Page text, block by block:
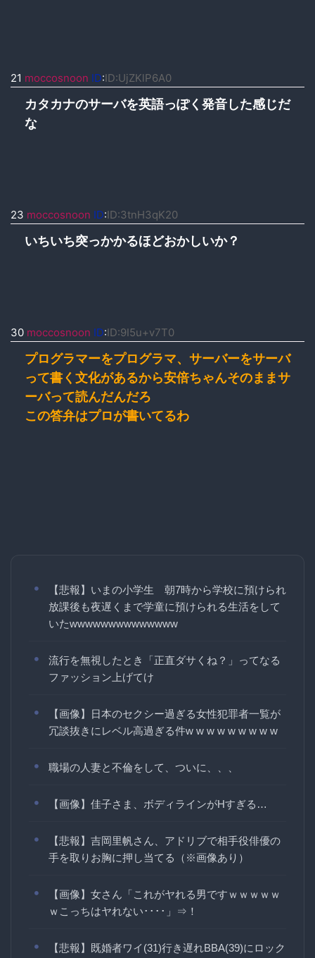
21 moccosnoon ID:ID:UjZKlP6A0
カタカナのサーバを英語っぽく発音した感じだ
な
23 moccosnoon ID:ID:3tnH3qK20
いちいち突っかかるほどおかしいか？
30 moccosnoon ID:ID:9I5u+v7T0
プログラマーをプログラマ、サーバーをサーバ
って書く文化があるから安倍ちゃんそのままサ
ーバって読んだんだろ
この答弁はプロが書いてるわ
【悲報】いまの小学生 朝7時から学校に預けられ
放課後も夜遅くまで学童に預けられる生活をして
いたwwwwwwwwwwwwww
流行を無視したとき「正直ダサくね？」ってなる
ファッション上げてけ
【画像】日本のセクシー過ぎる女性犯罪者一覧が
冗談抜きにレベル高過ぎる件w w w w w w w w w
職場の人妻と不倫をして、ついに、、、
【画像】佳子さま、ボディラインがHすぎる…
【悲報】吉岡里帆さん、アドリブで相手役俳優の
手を取りお胸に押し当てる（※画像あり）
【画像】女さん「これがヤれる男ですｗｗｗｗｗ
ｗこっちはヤれない････」⇒！
【悲報】既婚者ワイ(31)行き遅れBBA(39)にロック